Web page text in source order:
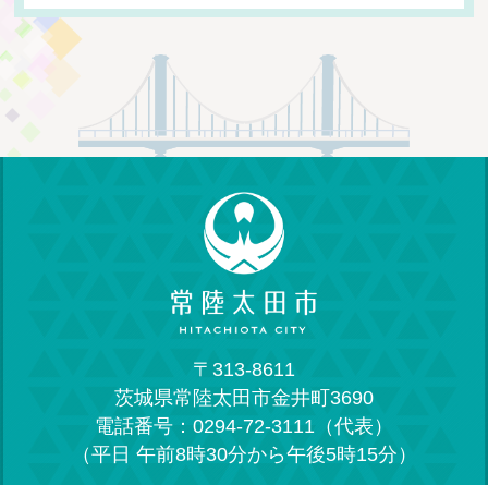
〒313-8611
茨城県常陸太田市金井町3690
電話番号：0294-72-3111（代表）
（平日 午前8時30分から午後5時15分）